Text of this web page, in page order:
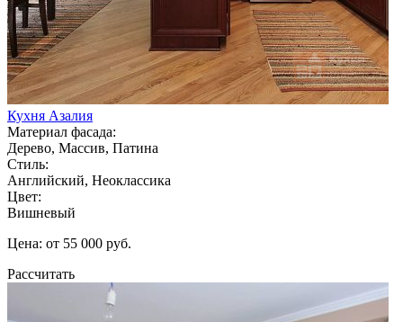
Кухня Азалия
Материал фасада:
Дерево, Массив, Патина
Стиль:
Английский, Неоклассика
Цвет:
Вишневый
Цена: от 55 000 руб.
Рассчитать